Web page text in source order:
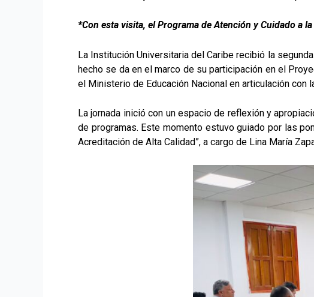
*Con esta visita, el Programa de Atención y Cuidado a
La Institución Universitaria del Caribe recibió la
hecho se da en el marco de su participación en el
el Ministerio de Educación Nacional en articulación con
La jornada inició con un espacio de reflexión y
de programas. Este momento estuvo guiado por las
Acreditación de Alta Calidad”, a cargo de Lina María